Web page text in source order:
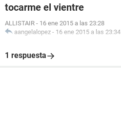
tocarme el vientre
ALLISTAIR - 16 ene 2015 a las 23:28
aangelalopez - 16 ene 2015 a las 23:34
1 respuesta